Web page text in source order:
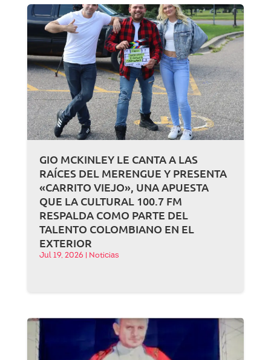
GIO MCKINLEY LE CANTA A LAS
RAÍCES DEL MERENGUE Y PRESENTA
«CARRITO VIEJO», UNA APUESTA
QUE LA CULTURAL 100.7 FM
RESPALDA COMO PARTE DEL
TALENTO COLOMBIANO EN EL
EXTERIOR
Jul 19, 2026 Noticias